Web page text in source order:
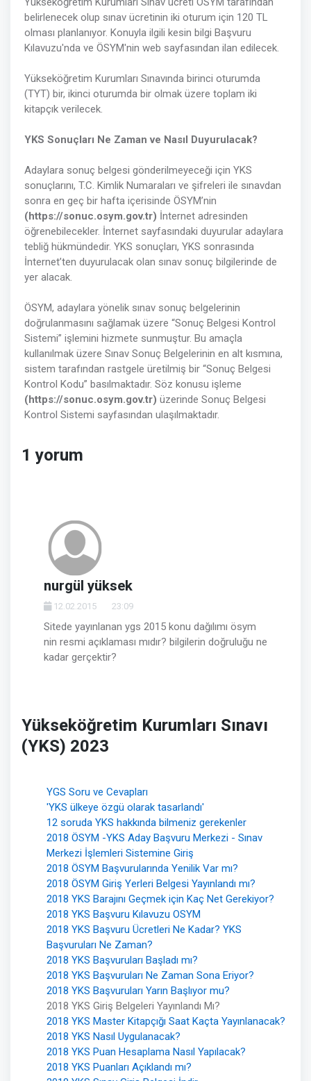
belirlenecek olup sınav ücretinin iki oturum için 120 TL
olması planlanıyor. Konuyla ilgili kesin bilgi Başvuru
Kılavuzu'nda ve ÖSYM'nin web sayfasından ilan edilecek.
Yükseköğretim Kurumları Sınavında birinci oturumda
(TYT) bir, ikinci oturumda bir olmak üzere toplam iki
kitapçık verilecek.
YKS Sonuçları Ne Zaman ve Nasıl Duyurulacak?
Adaylara sonuç belgesi gönderilmeyeceği için YKS
sonuçlarını, T.C. Kimlik Numaraları ve şifreleri ile sınavdan
sonra en geç bir hafta içerisinde ÖSYM’nin
(https://sonuc.osym.gov.tr) İnternet adresinden
öğrenebilecekler. İnternet sayfasındaki duyurular adaylara
tebliğ hükmündedir. YKS sonuçları, YKS sonrasında
İnternet’ten duyurulacak olan sınav sonuç bilgilerinde de
yer alacak.
ÖSYM, adaylara yönelik sınav sonuç belgelerinin
doğrulanmasını sağlamak üzere “Sonuç Belgesi Kontrol
Sistemi” işlemini hizmete sunmuştur. Bu amaçla
kullanılmak üzere Sınav Sonuç Belgelerinin en alt kısmına,
sistem tarafından rastgele üretilmiş bir “Sonuç Belgesi
Kontrol Kodu” basılmaktadır. Söz konusu işleme
(https://sonuc.osym.gov.tr) üzerinde Sonuç Belgesi
Kontrol Sistemi sayfasından ulaşılmaktadır.
1 yorum
nurgül yüksek
12.02.2015 23:09
Sitede yayınlanan ygs 2015 konu dağılımı ösym
nin resmi açıklaması mıdır? bilgilerin doğruluğu ne
kadar gerçektir?
Yükseköğretim Kurumları Sınavı
(YKS) 2023
YGS Soru ve Cevapları
'YKS ülkeye özgü olarak tasarlandı'
12 soruda YKS hakkında bilmeniz gerekenler
2018 ÖSYM -YKS Aday Başvuru Merkezi - Sınav
Merkezi İşlemleri Sistemine Giriş
2018 ÖSYM Başvurularında Yenilik Var mı?
2018 ÖSYM Giriş Yerleri Belgesi Yayınlandı mı?
2018 YKS Barajını Geçmek için Kaç Net Gerekiyor?
2018 YKS Başvuru Kılavuzu OSYM
2018 YKS Başvuru Ücretleri Ne Kadar? YKS
Başvuruları Ne Zaman?
2018 YKS Başvuruları Başladı mı?
2018 YKS Başvuruları Ne Zaman Sona Eriyor?
2018 YKS Başvuruları Yarın Başlıyor mu?
2018 YKS Giriş Belgeleri Yayınlandı Mı?
2018 YKS Master Kitapçığı Saat Kaçta Yayınlanacak?
2018 YKS Nasıl Uygulanacak?
2018 YKS Puan Hesaplama Nasıl Yapılacak?
2018 YKS Puanları Açıklandı mı?